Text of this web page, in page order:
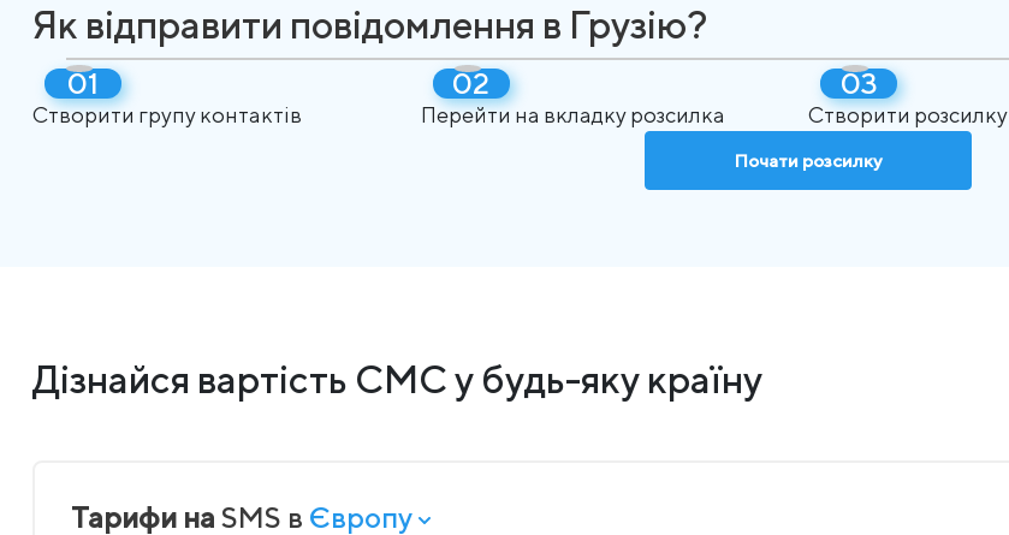
Як відправити повідомлення в Грузію?
Створити групу контактів Перейти на вкладку розсилка Створити розсилку
Почати розсилку
Дізнайся вартість СМС у будь-яку країну
Тарифи на SMS в Європу